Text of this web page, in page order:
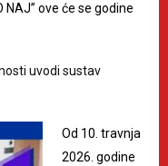
NAJ” ove će se godine
uvodi sustav
Od 10. travnja
2026. godine